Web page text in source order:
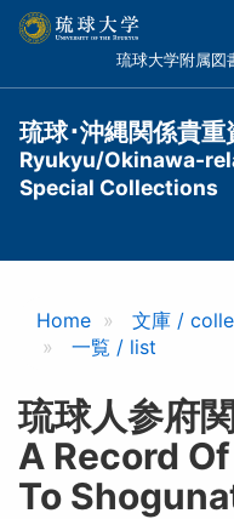
コ
琉球大学附属
琉球･沖縄関係貴
Ryukyu/Okinawa-
Special Collections
Home 文庫 /
一覧 / list
琉球人参府
A Record
To